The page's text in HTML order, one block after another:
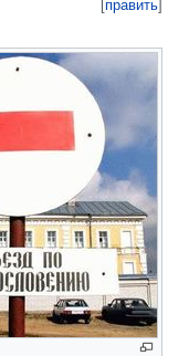
[править]